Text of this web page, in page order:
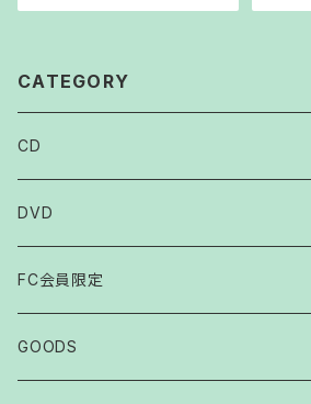
CATEGORY
CD
DVD
FC会員限定
2007
GOODS